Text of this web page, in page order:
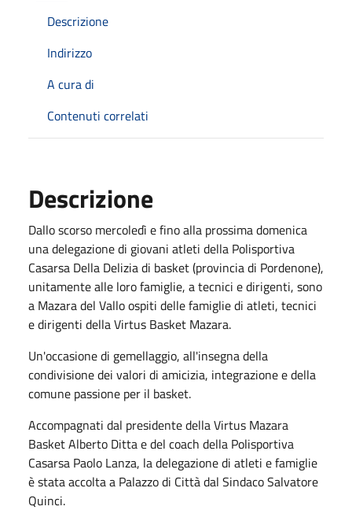
Descrizione
Indirizzo
A cura di
Contenuti correlati
Descrizione
Dallo scorso mercoledì e fino alla prossima domenica
una delegazione di giovani atleti della Polisportiva
Casarsa Della Delizia di basket (provincia di Pordenone),
unitamente alle loro famiglie, a tecnici e dirigenti, sono
a Mazara del Vallo ospiti delle famiglie di atleti, tecnici
e dirigenti della Virtus Basket Mazara.
Un'occasione di gemellaggio, all'insegna della
condivisione dei valori di amicizia, integrazione e della
comune passione per il basket.
Accompagnati dal presidente della Virtus Mazara
Basket Alberto Ditta e del coach della Polisportiva
Casarsa Paolo Lanza, la delegazione di atleti e famiglie
è stata accolta a Palazzo di Città dal Sindaco Salvatore
Quinci.